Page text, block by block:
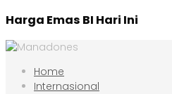
Harga Emas BI Hari Ini
Home
Internasional